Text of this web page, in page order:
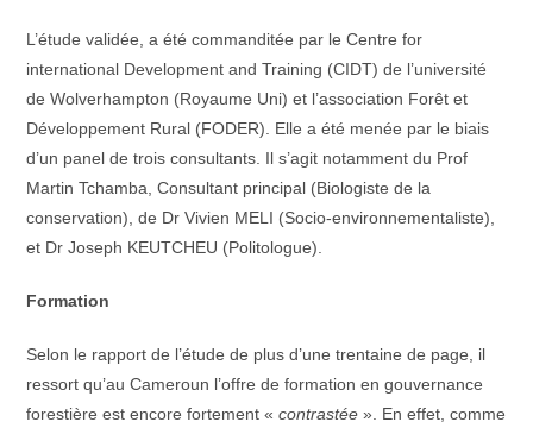
L’étude validée, a été commanditée par le Centre for
international Development and Training (CIDT) de l’université
de Wolverhampton (Royaume Uni) et l’association Forêt et
Développement Rural (FODER). Elle a été menée par le biais
d’un panel de trois consultants. Il s’agit notamment du Prof
Martin Tchamba, Consultant principal (Biologiste de la
conservation), de Dr Vivien MELI (Socio-environnementaliste),
et Dr Joseph KEUTCHEU (Politologue).
Formation
Selon le rapport de l’étude de plus d’une trentaine de page, il
ressort qu’au Cameroun l’offre de formation en gouvernance
forestière est encore fortement « contrastée ». En effet, comme